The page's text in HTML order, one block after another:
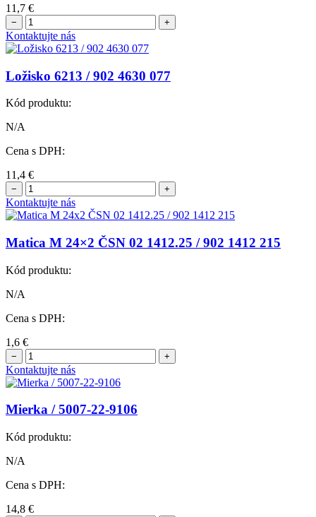
11,7 €
− +
Kontaktujte nás
Ložisko 6213 / 902 4630 077
Kód produktu:
N/A
Cena s DPH:
11,4 €
− +
Kontaktujte nás
Matica M 24×2 ČSN 02 1412.25 / 902 1412 215
Kód produktu:
N/A
Cena s DPH:
1,6 €
− +
Kontaktujte nás
Mierka / 5007-22-9106
Kód produktu:
N/A
Cena s DPH:
14,8 €